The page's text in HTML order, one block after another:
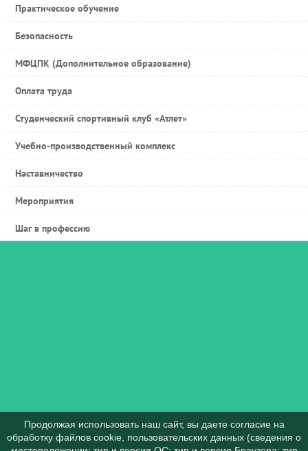
Практическое обучение
Безопасность
МФЦПК (Дополнительное образование)
Оплата труда
Студенческий спортивный клуб «Атлет»
Учебно-производственный комплекс
Наставничество
Мероприятия
Шаг в профессию
Продолжая использовать наш сайт, вы даете согласие на
обработку файлов cookie, пользовательских данных (сведения о